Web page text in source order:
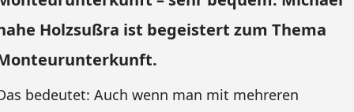
Holzsußra ist begeistert zum Thema
bedeutet: Auch wenn man mit mehreren